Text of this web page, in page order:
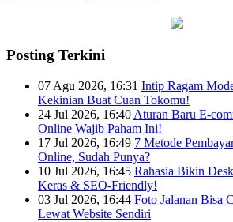
Posting Terkini
07 Agu 2026, 16:31 Intip Ragam
Kekinian Buat Cuan Tokomu!
24 Jul 2026, 16:40 Aturan Baru E-
Online Wajib Paham Ini!
17 Jul 2026, 16:49 7 Metode
Online, Sudah Punya?
10 Jul 2026, 16:45 Rahasia Bikin
Keras & SEO-Friendly!
03 Jul 2026, 16:44 Foto Jalanan Bisa
Lewat Website Sendiri